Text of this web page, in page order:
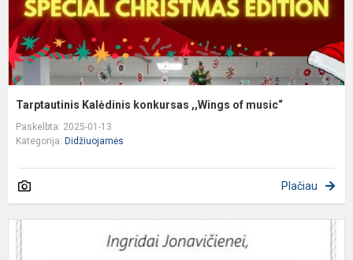
Tarptautinis Kalėdinis konkursas ,,Wings of music“
Paskelbta: 2025-01-13
Kategorija: Didžiuojamės
Plačiau